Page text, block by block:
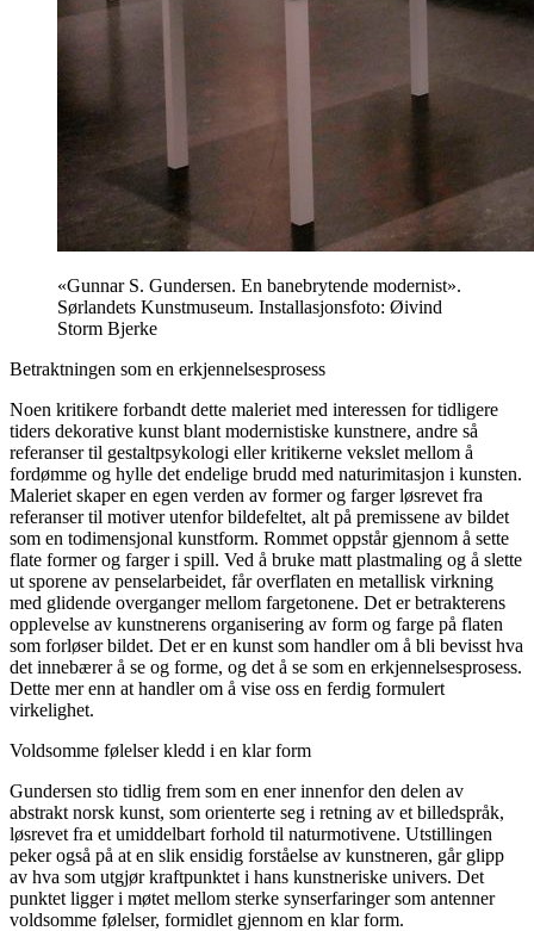
«Gunnar S. Gundersen. En banebrytende modernist».
Sørlandets Kunstmuseum. Installasjonsfoto: Øivind
Storm Bjerke
Betraktningen som en erkjennelsesprosess
Noen kritikere forbandt dette maleriet med interessen for tidligere
tiders dekorative kunst blant modernistiske kunstnere, andre så
referanser til gestaltpsykologi eller kritikerne vekslet mellom å
fordømme og hylle det endelige brudd med naturimitasjon i kunsten.
Maleriet skaper en egen verden av former og farger løsrevet fra
referanser til motiver utenfor bildefeltet, alt på premissene av bildet
som en todimensjonal kunstform. Rommet oppstår gjennom å sette
flate former og farger i spill. Ved å bruke matt plastmaling og å slette
ut sporene av penselarbeidet, får overflaten en metallisk virkning
med glidende overganger mellom fargetonene. Det er betrakterens
opplevelse av kunstnerens organisering av form og farge på flaten
som forløser bildet. Det er en kunst som handler om å bli bevisst hva
det innebærer å se og forme, og det å se som en erkjennelsesprosess.
Dette mer enn at handler om å vise oss en ferdig formulert
virkelighet.
Voldsomme følelser kledd i en klar form
Gundersen sto tidlig frem som en ener innenfor den delen av
abstrakt norsk kunst, som orienterte seg i retning av et billedspråk,
løsrevet fra et umiddelbart forhold til naturmotivene. Utstillingen
peker også på at en slik ensidig forståelse av kunstneren, går glipp
av hva som utgjør kraftpunktet i hans kunstneriske univers. Det
punktet ligger i møtet mellom sterke synserfaringer som antenner
voldsomme følelser, formidlet gjennom en klar form.